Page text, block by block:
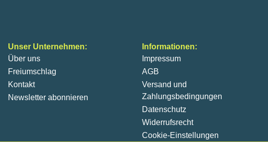
Unser Unternehmen:
Über uns
Freiumschlag
Kontakt
Newsletter abonnieren
Informationen:
Impressum
AGB
Versand und
Zahlungsbedingungen
Datenschutz
Widerrufsrecht
Cookie-Einstellungen